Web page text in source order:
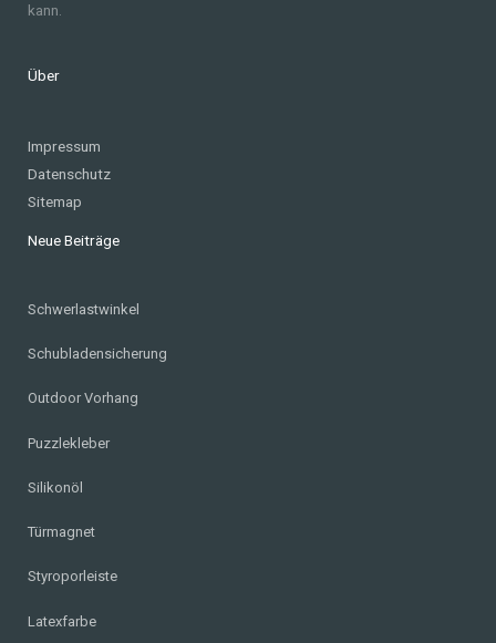
kann.
Über
Impressum
Datenschutz
Sitemap
Neue Beiträge
Schwerlastwinkel
Schubladensicherung
Outdoor Vorhang
Puzzlekleber
Silikonöl
Türmagnet
Styroporleiste
Latexfarbe